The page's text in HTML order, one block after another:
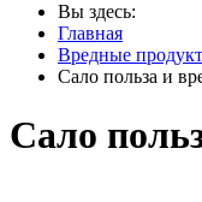
Вы здесь:
Главная
Вредные
Сало польза и
Сало